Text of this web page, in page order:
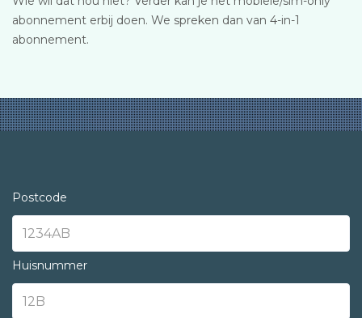
abonnement erbij doen. We spreken dan van 4-in-1
abonnement.
Postcode
Huisnummer